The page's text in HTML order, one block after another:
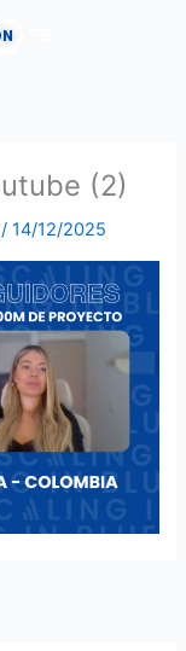
(2)
/14/12/2025